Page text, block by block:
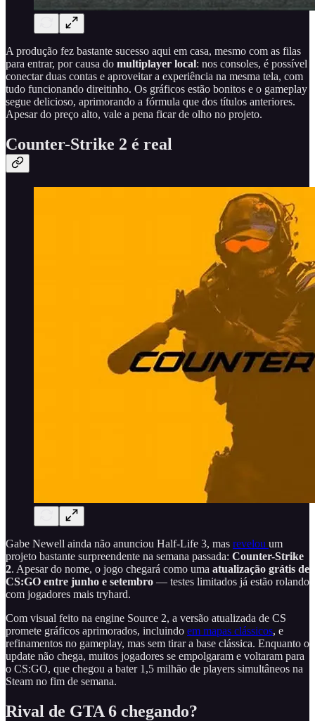
A produção fez bastante sucesso aqui em casa, mesmo com as filas
para entrar, por causa do multiplayer local: nos consoles, é possível
conectar duas contas e aproveitar a experiência na mesma tela, com
tudo funcionando direitinho. Os gráficos estão bonitos e o gameplay
segue delicioso, aprimorando a fórmula que dos títulos anteriores.
Apesar do preço alto, vale a pena ficar de olho no projeto.
Counter-Strike 2 é real
Gabe Newell ainda não anunciou Half-Life 3, mas revelou um
projeto bastante surpreendente na semana passada: Counter-Strike
2. Apesar do nome, o jogo chegará como uma atualização grátis de
CS:GO entre junho e setembro — testes limitados já estão rolando
com jogadores mais tryhard.
Com visual feito na engine Source 2, a versão atualizada de CS
promete gráficos aprimorados, incluindo em mapas clássicos, e
refinamentos no gameplay, mas sem tirar a base clássica. Enquanto o
update não chega, muitos jogadores se empolgaram e voltaram para
o CS:GO, que chegou a bater 1,5 milhão de players simultâneos na
Steam no fim de semana.
Rival de GTA 6 chegando?